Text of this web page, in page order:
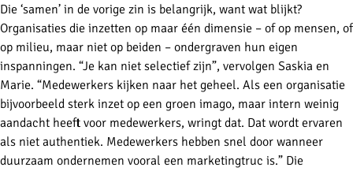
Die ‘samen’ in de vorige zin is belangrijk, want wat blijkt?
Organisaties die inzetten op maar één dimensie – of op mensen, of
op milieu, maar niet op beiden – ondergraven hun eigen
inspanningen. “Je kan niet selectief zijn”, vervolgen Saskia en
Marie. “Medewerkers kijken naar het geheel. Als een organisatie
bijvoorbeeld sterk inzet op een groen imago, maar intern weinig
aandacht heeft voor medewerkers, wringt dat. Dat wordt ervaren
als niet authentiek. Medewerkers hebben snel door wanneer
duurzaam ondernemen vooral een marketingtruc is.” Die